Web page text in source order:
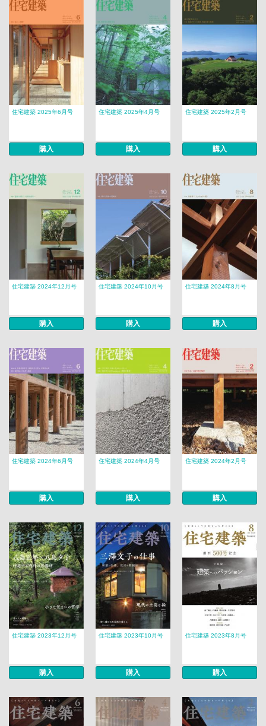
住宅建築 2025年6月号
購入
住宅建築 2025年4月号
購入
住宅建築 2025年2月号
購入
住宅建築 2024年12月号
購入
住宅建築 2024年10月号
購入
住宅建築 2024年8月号
購入
住宅建築 2024年6月号
購入
住宅建築 2024年4月号
購入
住宅建築 2024年2月号
購入
住宅建築 2023年12月号
購入
住宅建築 2023年10月号
購入
住宅建築 2023年8月号
購入